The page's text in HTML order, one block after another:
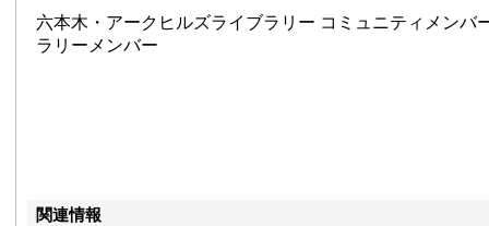
六本木・アークヒルズライブラリー コミュニティメンバ
ラリーメンバー
関連情報